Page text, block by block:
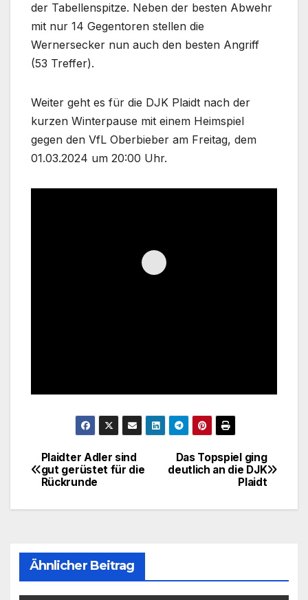
der Tabellenspitze. Neben der besten Abwehr
mit nur 14 Gegentoren stellen die
Wernersecker nun auch den besten Angriff
(53 Treffer).
Weiter geht es für die DJK Plaidt nach der
kurzen Winterpause mit einem Heimspiel
gegen den VfL Oberbieber am Freitag, dem
01.03.2024 um 20:00 Uhr.
Beitragsnavigation
Das Topspiel ging
deutlich an die DJK
Plaidt
Plaidter Adler sind
gut gerüstet für die
Rückrunde
Ähnlicher Beitrag